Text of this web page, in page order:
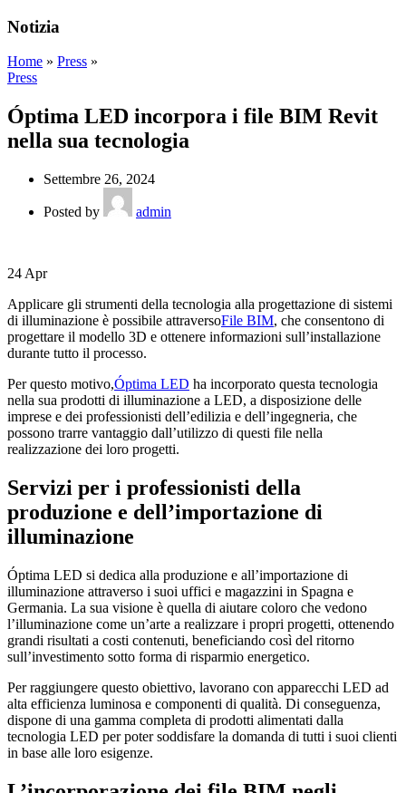
Notizia
Home » Press »
Press
Óptima LED incorpora i file BIM Revit
nella sua tecnologia
Settembre 26, 2024
Posted by admin
24 Apr
Applicare gli strumenti della tecnologia alla progettazione di sistemi
di illuminazione è possibile attraversoFile BIM, che consentono di
progettare il modello 3D e ottenere informazioni sull’installazione
durante tutto il processo.
Per questo motivo,Óptima LED ha incorporato questa tecnologia
nella sua prodotti di illuminazione a LED, a disposizione delle
imprese e dei professionisti dell’edilizia e dell’ingegneria, che
possono trarre vantaggio dall’utilizzo di questi file nella
realizzazione dei loro progetti.
Servizi per i professionisti della
produzione e dell’importazione di
illuminazione
Óptima LED si dedica alla produzione e all’importazione di
illuminazione attraverso i suoi uffici e magazzini in Spagna e
Germania. La sua visione è quella di aiutare coloro che vedono
l’illuminazione come un’arte a realizzare i propri progetti, ottenendo
grandi risultati a costi contenuti, beneficiando così del ritorno
sull’investimento sotto forma di risparmio energetico.
Per raggiungere questo obiettivo, lavorano con apparecchi LED ad
alta efficienza luminosa e componenti di qualità. Di conseguenza,
dispone di una gamma completa di prodotti alimentati dalla
tecnologia LED per poter soddisfare la domanda di tutti i suoi clienti
in base alle loro esigenze.